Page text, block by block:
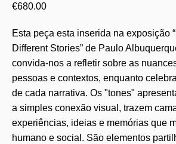
€680.00
Esta peça esta inserida na exposição
Different Stories” de Paulo
convida-nos a refletir sobre as
pessoas e contextos, enquanto
de cada narrativa. Os "tones"
a simples conexão visual, trazem
experiências, ideias e memórias que
humano e social. São elementos